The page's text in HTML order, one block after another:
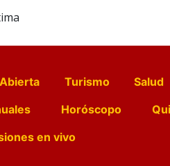
Turismo Salud
Horóscopo
en vivo